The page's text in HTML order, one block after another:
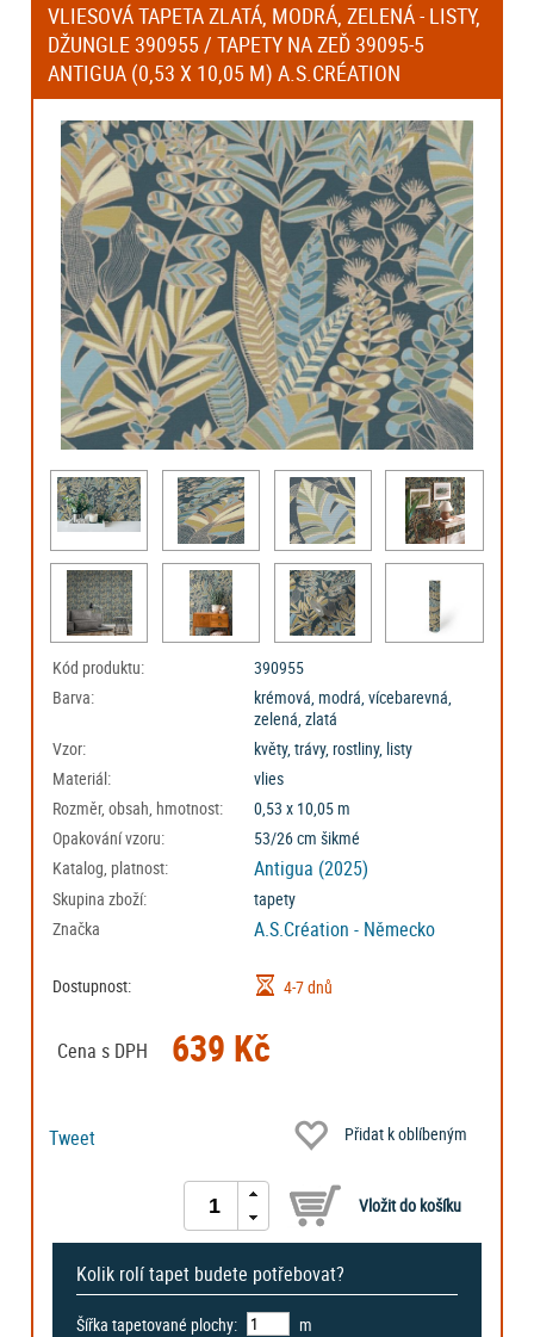
VLIESOVÁ TAPETA ZLATÁ, MODRÁ, ZELENÁ - LISTY,
DŽUNGLE 390955 / TAPETY NA ZEĎ 39095-5
ANTIGUA (0,53 X 10,05 M) A.S.CRÉATION
Kód produktu:
390955
Barva:
krémová, modrá, vícebarevná,
zelená, zlatá
Vzor:
květy, trávy, rostliny, listy
Materiál:
vlies
Rozměr, obsah, hmotnost:
0,53 x 10,05 m
Opakování vzoru:
53/26 cm šikmé
Katalog, platnost:
Antigua (2025)
Skupina zboží:
tapety
Značka
A.S.Création - Německo
Dostupnost: 4-7 dnů
Cena s DPH 639 Kč
Tweet Přidat k oblíbeným
Kolik rolí tapet budete potřebovat?
Šířka tapetované plochy:
m